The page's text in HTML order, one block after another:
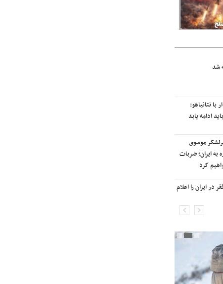
ایران به
«سیلی سیتی» وارد
ایران شد
هوایی علیه مراکزی در
تهران/ آغاز پاسخ
به حملات
انفجار در برخی
 